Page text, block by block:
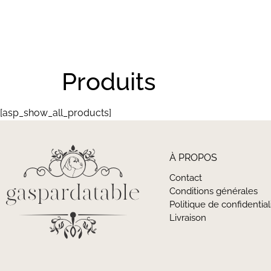
Produits
[asp_show_all_products]
À PROPOS
Contact
Conditions générales
Politique de
Livraison